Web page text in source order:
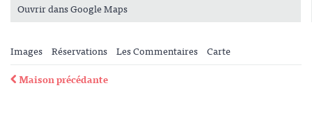
Ouvrir dans Google Maps
Images Réservations Les Commentaires Carte
Maison précédante